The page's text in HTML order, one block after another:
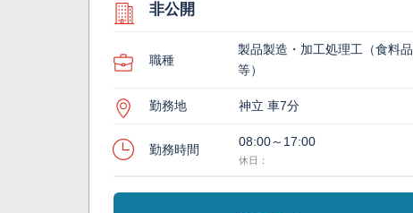
非公開
職種
製品製造・加工処理工（食料品
等）
勤務地 神立 車7分
勤務時間
08:00～17:00
休日：